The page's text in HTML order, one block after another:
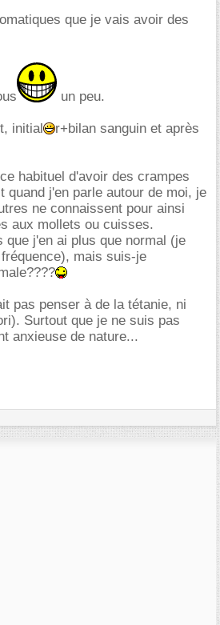
que je vais avoir des
un peu.
initial
r+bilan sanguin et après
habituel d'avoir des crampes
quand j'en parle autour de moi, je
ne connaissent pour ainsi
aux mollets ou cuisses.
j'en ai plus que normal (je
mais suis-je
pas penser à de la tétanie, ni
Surtout que je ne suis pas
anxieuse de nature...